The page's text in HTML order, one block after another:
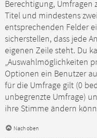
Berechtigung, Umfragen
Titel und mindestens
entsprechenden Felder
sicherstellen, dass jede
eigenen Zeile steht. Du
„Auswahlmöglichkeiten
Optionen ein Benutzer
für die Umfrage gilt (0
unbegrenzte Umfrage)
ihre Stimme ändern
Nach oben